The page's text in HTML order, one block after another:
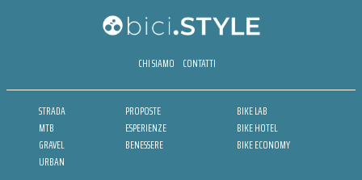
CHI SIAMO CONTATTI
STRADA
MTB
GRAVEL
URBAN
PROPOSTE
ESPERIENZE
BENESSERE
BIKE LAB
BIKE HOTEL
BIKE ECONOMY